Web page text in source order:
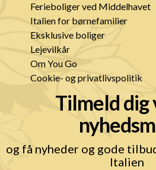
Ferieboliger ved Middelhavet
Italien for børnefamilier
Eksklusive boliger
Lejevilkår
Om You Go
Cookie- og privatlivspolitik
Tilmeld dig
og få nyheder og gode
Italien